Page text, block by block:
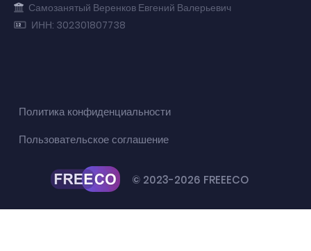
Самозанятый Веренков Евгений Валерьевич
ИНН: 302301807738
© 2023-2026 FREEECO
Политика конфиденциальности
Пользовательское соглашение